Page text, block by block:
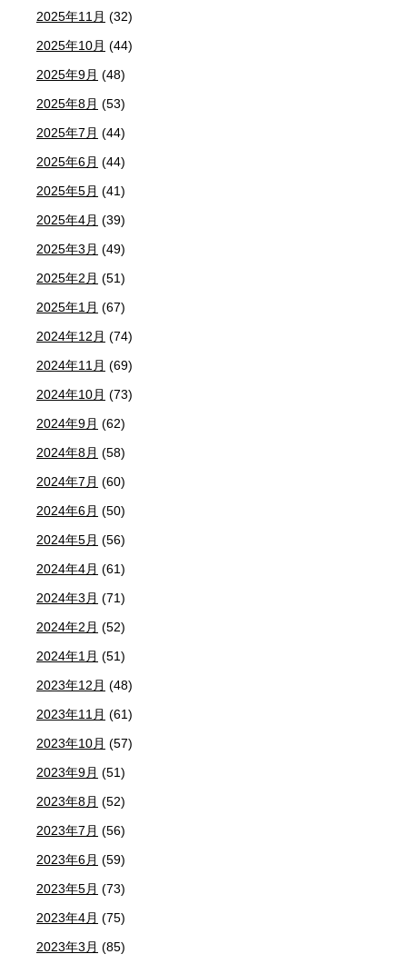
2025年11月 (32)
2025年10月 (44)
2025年9月 (48)
2025年8月 (53)
2025年7月 (44)
2025年6月 (44)
2025年5月 (41)
2025年4月 (39)
2025年3月 (49)
2025年2月 (51)
2025年1月 (67)
2024年12月 (74)
2024年11月 (69)
2024年10月 (73)
2024年9月 (62)
2024年8月 (58)
2024年7月 (60)
2024年6月 (50)
2024年5月 (56)
2024年4月 (61)
2024年3月 (71)
2024年2月 (52)
2024年1月 (51)
2023年12月 (48)
2023年11月 (61)
2023年10月 (57)
2023年9月 (51)
2023年8月 (52)
2023年7月 (56)
2023年6月 (59)
2023年5月 (73)
2023年4月 (75)
2023年3月 (85)